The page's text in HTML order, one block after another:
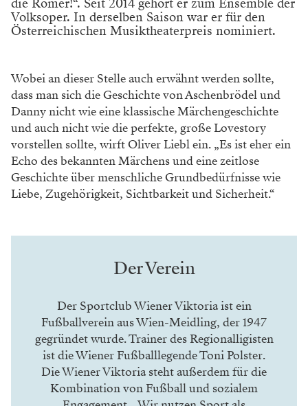
Volksoper. In derselben Saison war er für den
Österreichischen Musiktheaterpreis nominiert.
Wobei an dieser Stelle auch erwähnt werden sollte,
dass man sich die Geschichte von Aschenbrödel und
Dannynicht wie eine klassische Märchengeschichte
und auch nicht wie die perfekte, große Lovestory
vorstellen sollte, wirftOliver Liebl ein. „Es ist eher ein
Echo desbekannten Märchens und eine zeitlose
Geschichte über menschliche Grundbedürfnisse wie
Liebe, Zugehörigkeit, Sichtbarkeit und Sicherheit.“
Der Verein
Der Sportclub Wiener Viktoria ist ein
Fußballverein aus Wien-Meidling, der 1947
gegründet wurde. Trainer des Regionalligisten
ist die Wiener Fußballlegende Toni Polster.
Die Wiener Viktoria steht außerdem für die
Kombination von Fußball und sozialem